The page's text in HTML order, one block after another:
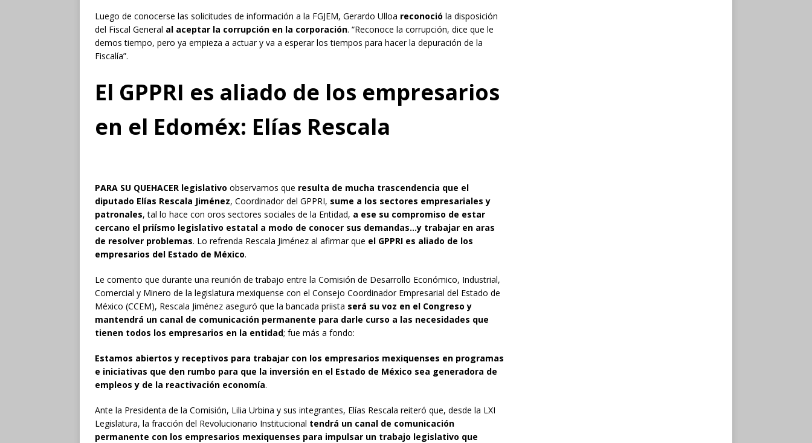
Luego de conocerse las solicitudes de información a la FGJEM, Gerardo Ulloa reconoció la disposición
del Fiscal General al aceptar la corrupción en la corporación. “Reconoce la corrupción, dice que le
demos tiempo, pero ya empieza a actuar y va a esperar los tiempos para hacer la depuración de la
Fiscalía”.
El GPPRI es aliado de los empresarios
en el Edoméx: Elías Rescala
PARA SU QUEHACER legislativo observamos que resulta de mucha trascendencia que el
diputado Elías Rescala Jiménez, Coordinador del GPPRI, sume a los sectores empresariales y
patronales, tal lo hace con oros sectores sociales de la Entidad, a ese su compromiso de estar
cercano el priísmo legislativo estatal a modo de conocer sus demandas…y trabajar en aras
de resolver problemas. Lo refrenda Rescala Jiménez al afirmar que el GPPRI es aliado de los
empresarios del Estado de México.
Le comento que durante una reunión de trabajo entre la Comisión de Desarrollo Económico, Industrial,
Comercial y Minero de la legislatura mexiquense con el Consejo Coordinador Empresarial del Estado de
México (CCEM), Rescala Jiménez aseguró que la bancada priista será su voz en el Congreso y
mantendrá un canal de comunicación permanente para darle curso a las necesidades que
tienen todos los empresarios en la entidad; fue más a fondo:
Estamos abiertos y receptivos para trabajar con los empresarios mexiquenses en programas
e iniciativas que den rumbo para que la inversión en el Estado de México sea generadora de
empleos y de la reactivación economía.
Ante la Presidenta de la Comisión, Lilia Urbina y sus integrantes, Elías Rescala reiteró que, desde la LXI
Legislatura, la fracción del Revolucionario Institucional tendrá un canal de comunicación
permanente con los empresarios mexiquenses para impulsar un trabajo legislativo que